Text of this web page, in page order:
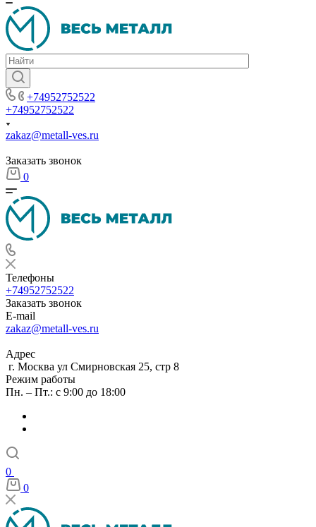
+74952752522
+74952752522
zakaz@metall-ves.ru
Заказать звонок
0
Телефоны
+74952752522
Заказать звонок
E-mail
zakaz@metall-ves.ru
Адрес
г. Москва ул Смирновская 25, стр 8
Режим работы
Пн. – Пт.: с 9:00 до 18:00
0
0